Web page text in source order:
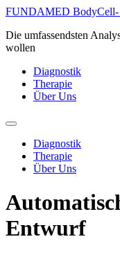
Zum
springen
FUNDAMED BodyCell-
Die umfassendsten
wollen
Diagnostik
Therapie
Über Uns
Diagnostik
Therapie
Über Uns
Entwurf